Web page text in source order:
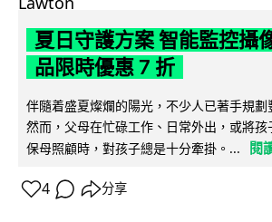
夏日守護方案 智能監控攝
品限時優惠 7 折
伴隨着盛夏燦爛的陽光，不少人已著手規劃
然而，父母在忙碌工作、日常外出，或將
保母照顧時，對孩子總是十分牽掛。...
閱
4 分享